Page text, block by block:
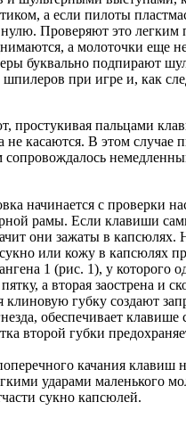
а если пилоты
Проверяют это легким
а молоточки еще
буквально подпирают
при игре и, как
простукивая пальцами
не касаются. В этом
начинается с проверки
рамы. Если клавиши
они зажаты в капсюлях.
или кожу в капсюлях
1 (рис. 1), у которого
а вторая заострена и
губку создают
обеспечивает клавише
второй губки
качания клавиш
ударами маленького
сукно капсюлей.